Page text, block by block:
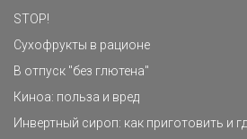
STOP!
Сухофрукты в рационе
В отпуск "без глютена"
Киноа: польза и вред
Инвертный сироп: как приготовить и